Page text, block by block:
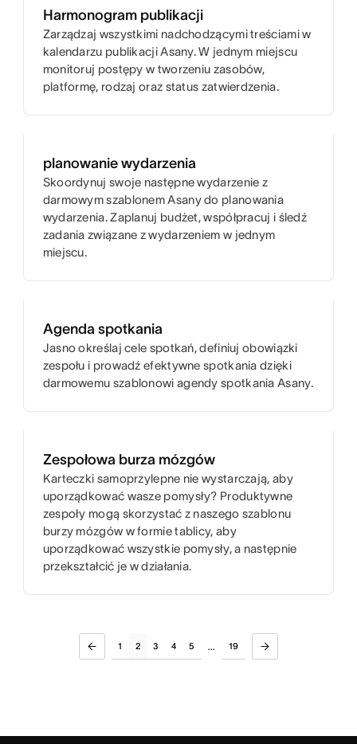
Harmonogram publikacji
Zarządzaj wszystkimi nadchodzącymi treściami w
kalendarzu publikacji Asany. W jednym miejscu
monitoruj postępy w tworzeniu zasobów,
platformę, rodzaj oraz status zatwierdzenia.
planowanie wydarzenia
Skoordynuj swoje następne wydarzenie z
darmowym szablonem Asany do planowania
wydarzenia. Zaplanuj budżet, współpracuj i śledź
zadania związane z wydarzeniem w jednym
miejscu.
Agenda spotkania
Jasno określaj cele spotkań, definiuj obowiązki
zespołu i prowadź efektywne spotkania dzięki
darmowemu szablonowi agendy spotkania Asany.
Zespołowa burza mózgów
Karteczki samoprzylepne nie wystarczają, aby
uporządkować wasze pomysły? Produktywne
zespoły mogą skorzystać z naszego szablonu
burzy mózgów w formie tablicy, aby
uporządkować wszystkie pomysły, a następnie
przekształcić je w działania.
1 2 3 4 5 ... 19